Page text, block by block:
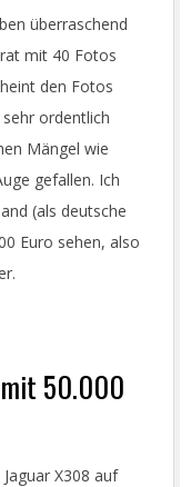
überraschend
mit 40 Fotos
den Fotos
ordentlich
Mängel wie
gefallen. Ich
(als deutsche
Euro sehen, also
mit 50.000
X308 auf